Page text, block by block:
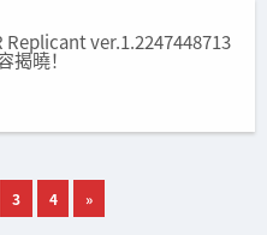
Replicant ver.1.2247448713
揭曉！
3 4 »